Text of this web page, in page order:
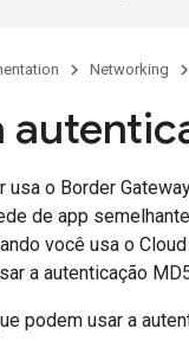
Networking
usa o Border
de app
você usa o
a autenticação
podem usar a